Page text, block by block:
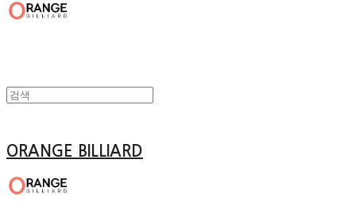
ORANGE BILLIARD